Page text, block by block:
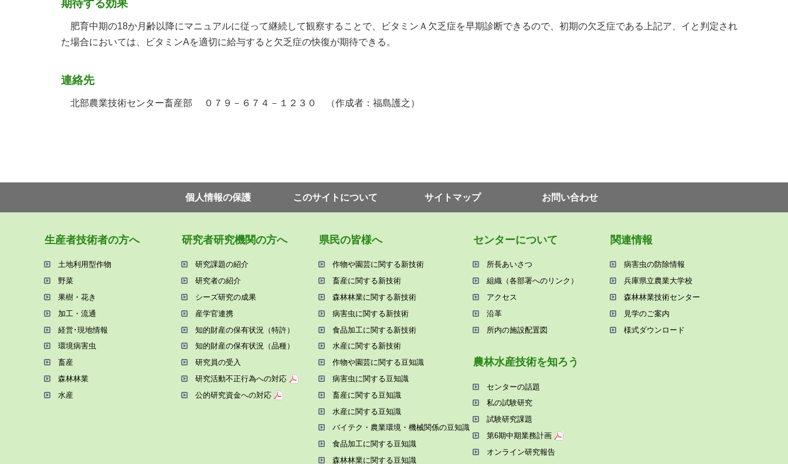
期待する効果
肥育中期の18か月齢以降にマニュアルに従って継続して観察することで、ビタミンＡ欠乏症を早期診断できるので、初期の欠乏症である上記ア、イと判定され
た場合においては、ビタミンAを適切に給与すると欠乏症の快復が期待できる。
連絡先
北部農業技術センター畜産部 ０７９－６７４－１２３０ （作成者：福島護之）
個⼈情報の保護 このサイトについて サイトマップ お問い合わせ
⽣産者技術者の⽅へ
⼟地利⽤型作物
野菜
果樹・花き
加⼯・流通
経営･現地情報
環境病害⾍
畜産
森林林業
⽔産
研究者研究機関の⽅へ
研究課題の紹介
研究者の紹介
シーズ研究の成果
産学官連携
知的財産の保有状況（特許）
知的財産の保有状況（品種）
研究員の受⼊
研究活動不正⾏為への対応
公的研究資金への対応
県⺠の皆様へ
作物や園芸に関する新技術
畜産に関する新技術
森林林業に関する新技術
病害⾍に関する新技術
⾷品加⼯に関する新技術
⽔産に関する新技術
作物や園芸に関する⾖知識
病害⾍に関する⾖知識
畜産に関する⾖知識
⽔産に関する⾖知識
バイテク・農業環境・機械関係の⾖知識
⾷品加⼯に関する⾖知識
森林林業に関する⾖知識
センターについて
所⻑あいさつ
組織（各部署へのリンク）
アクセス
沿⾰
所内の施設配置図
農林⽔産技術を知ろう
センターの話題
私の試験研究
試験研究課題
第6期中期業務計画
オンライン研究報告
関連情報
病害⾍の防除情報
兵庫県⽴農業⼤学校
森林林業技術センター
⾒学のご案内
様式ダウンロード